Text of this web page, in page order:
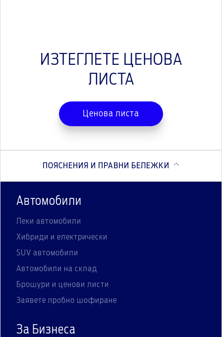
ИЗТЕГЛЕТЕ ЦЕНОВА
ЛИСТА
Ценова листа
ПОЯСНЕНИЯ И ПРАВНИ БЕЛЕЖКИ
Автомобили
Леки автомобили
Хибриди и електрически
SUV автомобили
Автомобили на склад
Брошури и ценови листи
Заявете пробно шофиране
За Бизнеса